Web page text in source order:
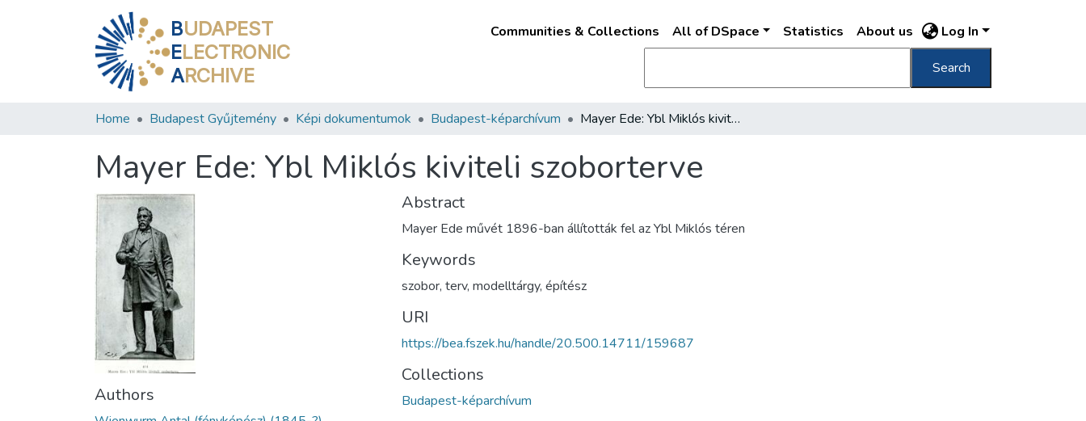
BUDAPEST
ELECTRONIC
ARCHIVE
Communities & Collections All of DSpace Statistics About us Log In
Search
Home Budapest Gyűjtemény Képi dokumentumok Budapest-képarchívum Mayer Ede: Ybl Miklós kiviteli szoborterve
Mayer Ede: Ybl Miklós kiviteli szoborterve
Authors
Abstract
Mayer Ede művét 1896-ban állították fel az Ybl Miklós téren
Keywords
szobor, terv, modelltárgy, építész
URI
https://bea.fszek.hu/handle/20.500.14711/159687
Collections
Budapest-képarchívum